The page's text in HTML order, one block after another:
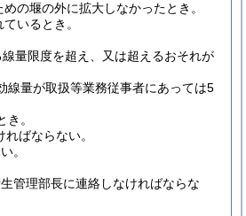
の堰の外に拡大しなかったとき。
いるとき。
量限度を超え、又は超えるおそれが
線量が取扱等業務従事者にあっては5
。
ばならない。
。
管理部長に連絡しなければならな